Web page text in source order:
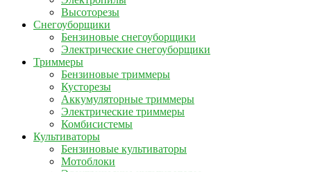
Высоторезы
Снегоуборщики
Бензиновые снегоуборщики
Электрические снегоуборщики
Триммеры
Бензиновые триммеры
Кусторезы
Аккумуляторные триммеры
Электрические триммеры
Комбисистемы
Культиваторы
Бензиновые культиваторы
Мотоблоки